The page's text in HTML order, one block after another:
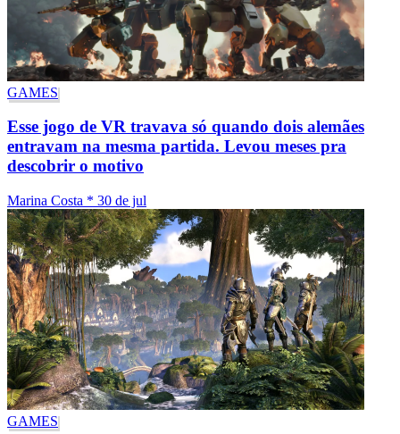
GAMES
Esse jogo de VR travava só quando dois alemães
entravam na mesma partida. Levou meses pra
descobrir o motivo
Marina Costa * 30 de jul
GAMES